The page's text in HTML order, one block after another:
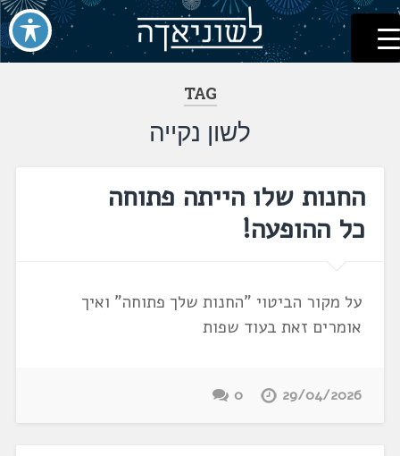
דלג
לתוכן
לשוניאדה
עברית. לשון. שפה
TAG
לשון נקייה
החנות שלו הייתה פתוחה
כל ההופעה!
על מקור הביטוי "החנות שלך פתוחה" ואיך
אומרים זאת בעוד שפות
29/04/2026
0